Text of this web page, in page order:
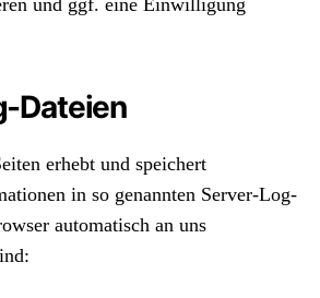
Dateien
erhebt und speichert
in so genannten Server-Log-
automatisch an uns